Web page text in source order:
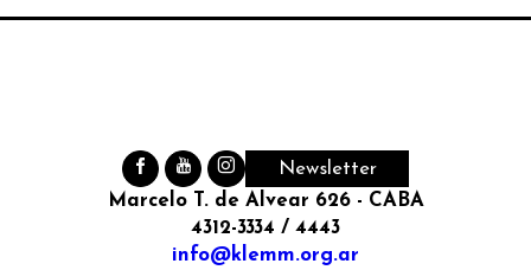
Newsletter
Marcelo T. de Alvear 626 - CABA
4312-3334 / 4443
info@klemm.org.ar